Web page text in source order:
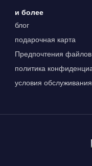
и более
блог
подарочная карта
Предпочтения
политика
условия обслуживания